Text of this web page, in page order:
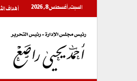
السبت, أغسطس 8, 2026 أهداف